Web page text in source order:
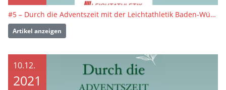
#5 – Durch die Adventszeit mit der Leichtathletik Baden-Württemberg
Artikel anzeigen
10.12.
2021